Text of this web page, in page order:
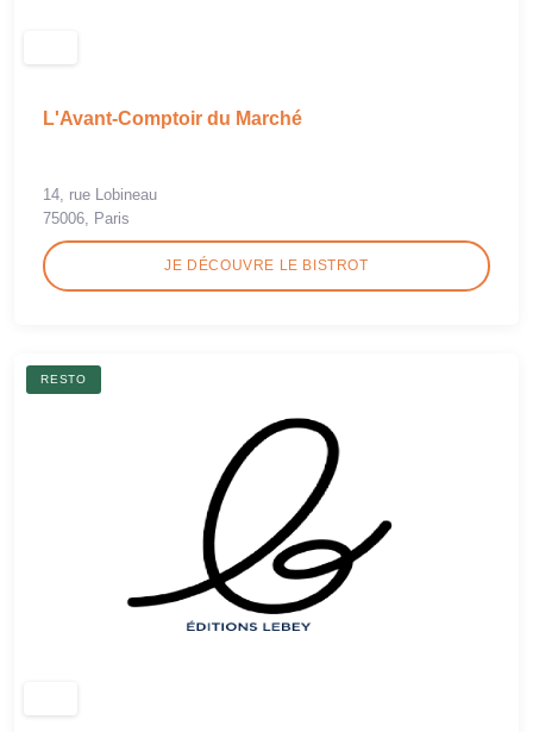
L'Avant-Comptoir du Marché
14, rue Lobineau
75006, Paris
JE DÉCOUVRE LE BISTROT
RESTO